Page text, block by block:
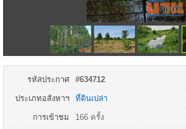
รหัสประกาศ #634712
ประเภทอสังหาฯ ที่ดินเปล่า
การเข้าชม 166 ครั้ง